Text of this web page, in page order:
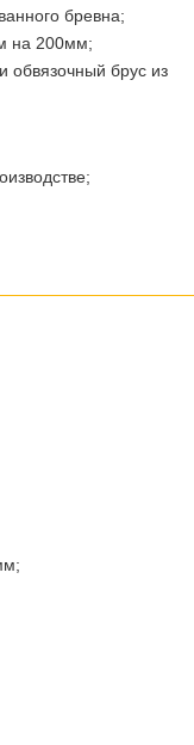
бревна;
на 200мм;
обвязочный брус из